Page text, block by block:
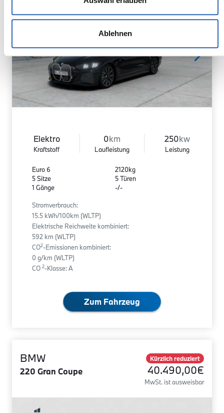
Ablehnen
Elektro
Kraftstoff
0km
Laufleistung
250kw
Leistung
Euro 6
5 Sitze
1 Gänge
2120kg
5 Türen
-/-
Stromverbrauch:
15.5 kWh/100km (WLTP)
Elektrische Reichweite kombiniert:
592 km (WLTP)
CO2-Emissionen kombiniert:
0 g/km (WLTP)
CO 2-Klasse: A
Zum Fahrzeug
BMW
220 Gran Coupe
Kürzlich reduziert
40.490,00€
MwSt. ist ausweisbar